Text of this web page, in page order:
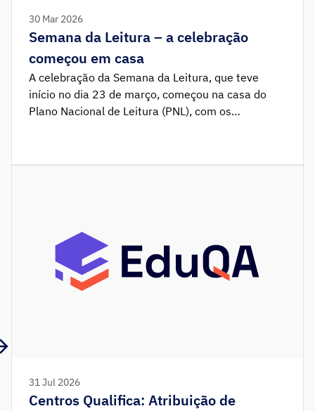
30 Mar 2026
Semana da Leitura – a celebração
começou em casa
A celebração da Semana da Leitura, que teve
início no dia 23 de março, começou na casa do
Plano Nacional de Leitura (PNL), com os
levarem consigo. As equipas do EduQA foram
31 Jul 2026
Centros Qualifica: Atribuição de